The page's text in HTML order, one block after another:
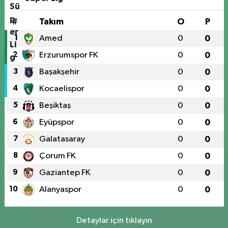
# Takım O P
1 Amed 0 0
2 Erzurumspor FK 0 0
3 Başakşehir 0 0
4 Kocaelispor 0 0
5 Beşiktaş 0 0
6 Eyüpspor 0 0
7 Galatasaray 0 0
8 Çorum FK 0 0
9 Gaziantep FK 0 0
10 Alanyaspor 0 0
Detaylar için tıklayın